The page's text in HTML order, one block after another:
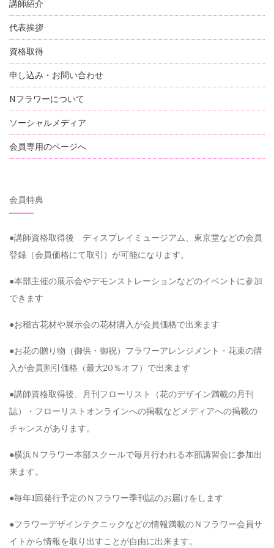
講師紹介
代表挨拶
資格取得
申し込み・お問い合わせ
Nフラワーについて
ソーシャルメディア
会員専用のページへ
会員特典
●講師資格取得後 ディスプレイミュージアム、東京堂などの会員
登録（会員価格にて取引）が可能になります。
●本部主催の展示会やデモンストレーションなどのイベントに参加
できます
●お稽古花材や展示会の花材購入が会員価格で出来ます
●お花の贈り物（御供・御祝）フラワーアレンジメント・花束の購
入が会員割引価格（最大20％オフ）で出来ます
●講師資格取得後、月刊フローリスト（花のデザイン満載の月刊
誌）・フローリストオンラインへの掲載などメディアへの掲載の
チャンスがあります。
●横浜Ｎフラワー本部スクールで毎月行われる本部講習会に参加出
来ます。
●毎年1回発行予定のＮフラワー季刊誌のお届けをします
●フラワーデザインテクニックなどの情報満載のＮフラワー会員サ
イトから情報を取り出すことが自由に出来ます。